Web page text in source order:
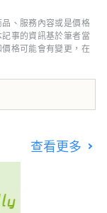
及日本各地的網
濟社會之間的良
光彩的美好未
界各國在多元文
展合作共創的契
：530-0001
、服務內容或是價格
事的資訊基於筆者當
格可能會有變更，在
查看更多